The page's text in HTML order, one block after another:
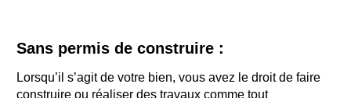
Sans permis de construire :
Lorsqu’il s’agit de votre bien, vous avez le droit de faire
construire ou réaliser des travaux comme tout